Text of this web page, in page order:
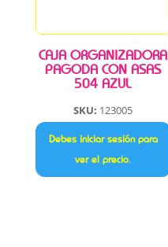
CAJA ORGANIZADORA
PAGODA CON ASAS
504 AZUL
SKU: 123005
Debes iniciar sesión para
ver el precio.